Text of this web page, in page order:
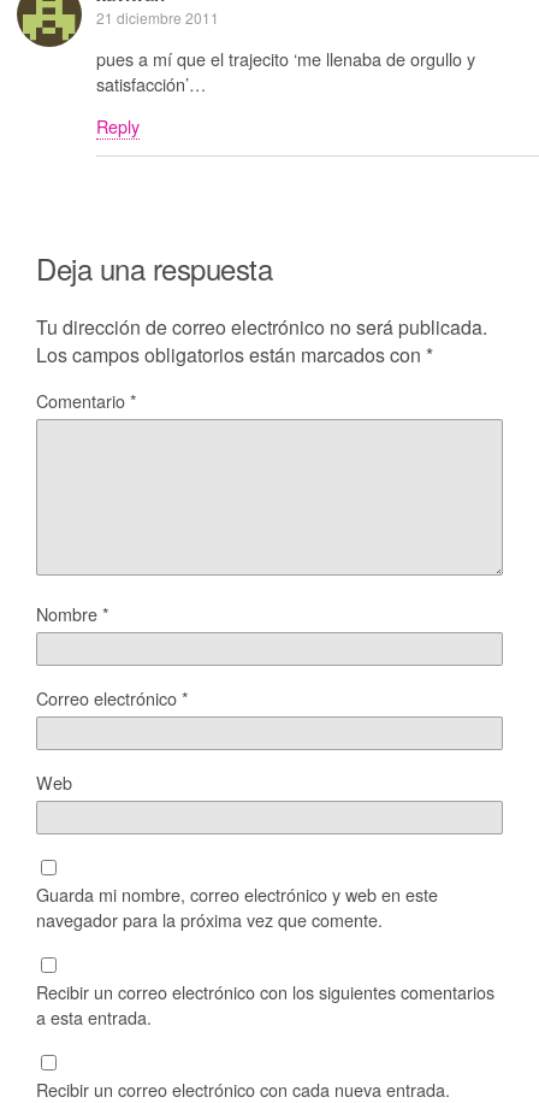
21 diciembre 2011
pues a mí que el trajecito ‘me llenaba de orgullo y
satisfacción’…
Reply
Deja una respuesta
Tu dirección de correo electrónico no será publicada.
Los campos obligatorios están marcados con *
Comentario*
Nombre*
Correo electrónico*
Web
Guarda mi nombre, correo electrónico y web en este
navegador para la próxima vez que comente.
Recibir un correo electrónico con los siguientes comentarios
a esta entrada.
Recibir un correo electrónico con cada nueva entrada.